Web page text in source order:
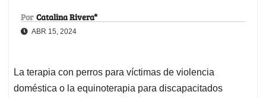
Por Catalina Rivera*
ABR 15, 2024
La terapia con perros para víctimas de violencia
doméstica o la equinoterapia para discapacitados